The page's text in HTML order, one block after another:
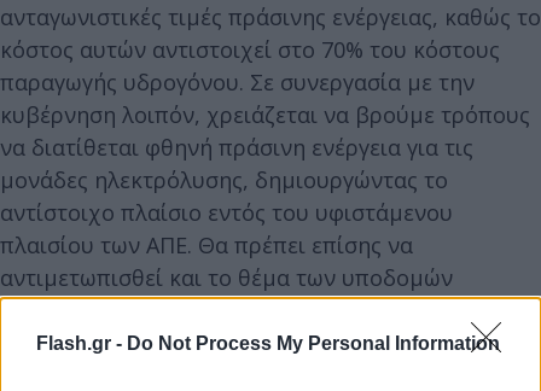
Flash.gr - Do Not Process My Personal Information
ανταγωνιστικές τιμές πράσινης ενέργειας, καθώς το
κόστος αυτών αντιστοιχεί στο 70% του κόστους
παραγωγής υδρογόνου. Σε συνεργασία με την
κυβέρνηση λοιπόν, χρειάζεται να βρούμε τρόπους
να διατίθεται φθηνή πράσινη ενέργεια για τις
μονάδες ηλεκτρόλυσης, δημιουργώντας το
αντίστοιχο πλαίσιο εντός του υφιστάμενου
πλαισίου των ΑΠΕ. Θα πρέπει επίσης να
αντιμετωπισθεί και το θέμα των υποδομών
μεταφοράς υδρογόνου, καθώς το υφιστάμενο
δίκτυο αγωγών δεν δύναται να χρησιμοποιηθεί για